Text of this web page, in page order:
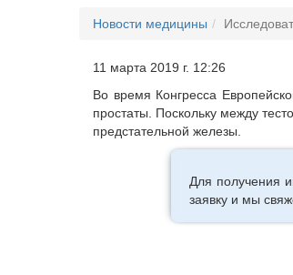
Новости медицины
11 марта 2019 г. 12:26
Во время Конгресса
простаты. Поскольку между
предстательной железы.
Для получения
заявку и мы